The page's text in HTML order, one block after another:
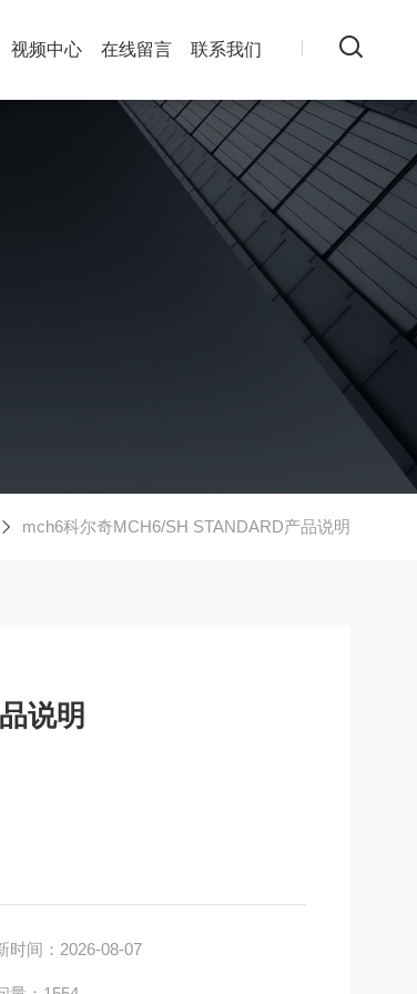
视频中心 在线留言 联系我们
mch6科尔奇MCH6/SH STANDARD产品说明
说明
时间：2026-08-07